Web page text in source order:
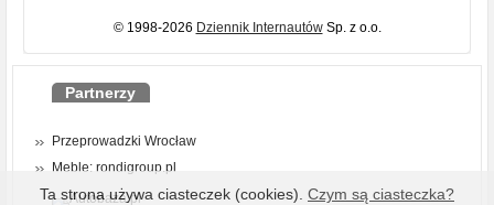
© 1998-2026 Dziennik InternautówSp. z o.o.
Partnerzy
Przeprowadzki Wrocław
Meble: rondigroup.pl
Ta strona używa ciasteczek (cookies). Czym są ciasteczka?